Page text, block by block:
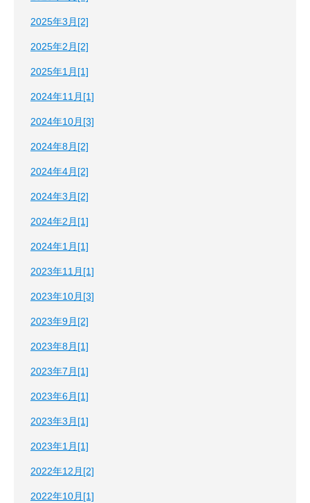
2025年3月[2]
2025年2月[2]
2025年1月[1]
2024年11月[1]
2024年10月[3]
2024年8月[2]
2024年4月[2]
2024年3月[2]
2024年2月[1]
2024年1月[1]
2023年11月[1]
2023年10月[3]
2023年9月[2]
2023年8月[1]
2023年7月[1]
2023年6月[1]
2023年3月[1]
2023年1月[1]
2022年12月[2]
2022年10月[1]